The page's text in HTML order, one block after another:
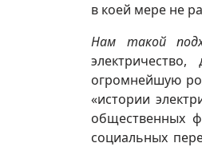
в коей мере не
Нам такой
огромнейшую
«истории
общественных
социальных